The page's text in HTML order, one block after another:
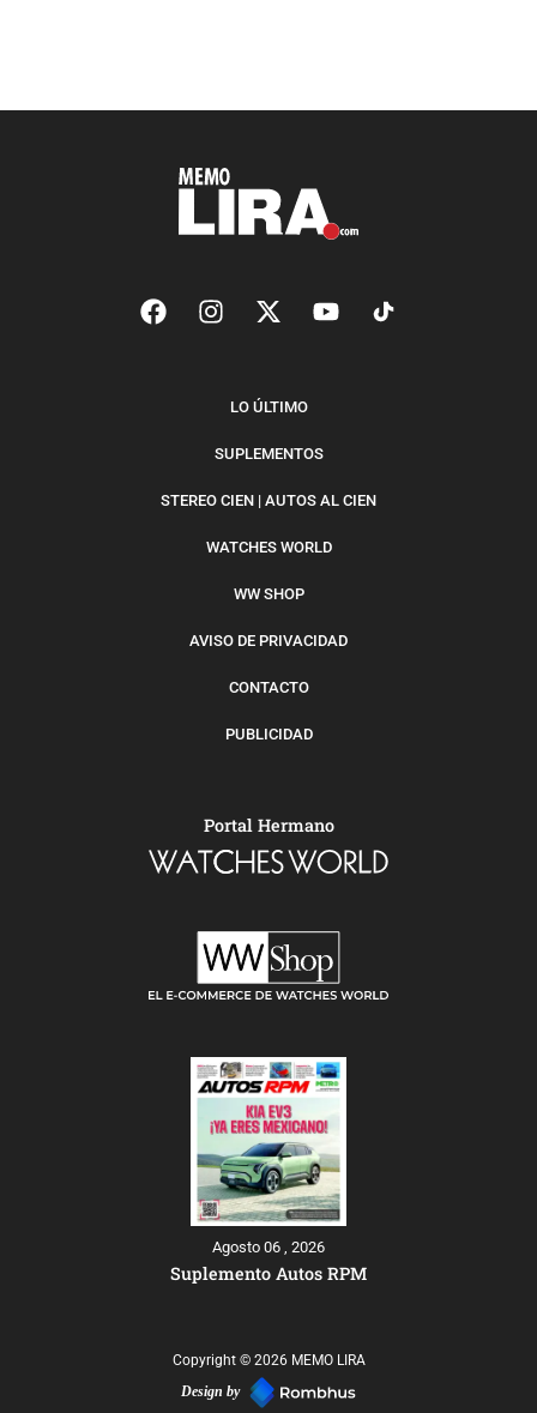
LO ÚLTIMO
SUPLEMENTOS
STEREO CIEN | AUTOS AL CIEN
WATCHES WORLD
WW SHOP
AVISO DE PRIVACIDAD
CONTACTO
PUBLICIDAD
Portal Hermano
Agosto 06 , 2026
Suplemento Autos RPM
Copyright © 2026 MEMO LIRA
Design by